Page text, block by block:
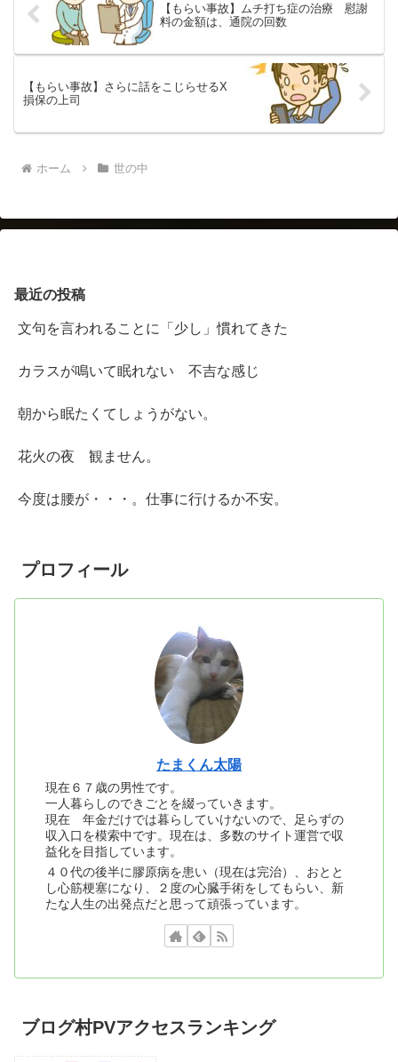
【もらい事故】ムチ打ち症の治療 慰謝
料の金額は、通院の回数
【もらい事故】さらに話をこじらせるX
損保の上司
ホーム 世の中
最近の投稿
文句を言われることに「少し」慣れてきた
カラスが鳴いて眠れない 不吉な感じ
朝から眠たくてしょうがない。
花火の夜 観ません。
今度は腰が・・・。仕事に行けるか不安。
プロフィール
たまくん太陽
現在６７歳の男性です。
一人暮らしのできごとを綴っていきます。
現在 年金だけでは暮らしていけないので、足らずの
収入口を模索中です。現在は、多数のサイト運営で収
益化を目指しています。
４０代の後半に膠原病を患い（現在は完治）、おとと
し心筋梗塞になり、２度の心臓手術をしてもらい、新
たな人生の出発点だと思って頑張っています。
ブログ村PVアクセスランキング